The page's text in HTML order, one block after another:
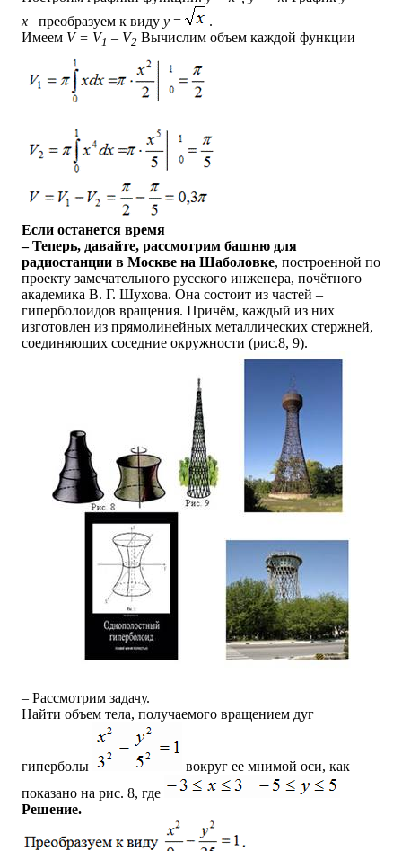
x преобразуем к виду y =
.
Имеем V = V1 – V2 Вычислим объем каждой функции
Если останется время
– Теперь, давайте, рассмотрим башню для
радиостанции в Москве на Шаболовке, построенной по
проекту замечательного русского инженера, почётного
академика В. Г. Шухова. Она состоит из частей –
гиперболоидов вращения. Причём, каждый из них
изготовлен из прямолинейных металлических стержней,
соединяющих соседние окружности (рис.8, 9).
– Рассмотрим задачу.
Найти объем тела, получаемого вращением дуг
гиперболы
вокруг ее мнимой оси, как
показано на рис. 8, где
Решение.